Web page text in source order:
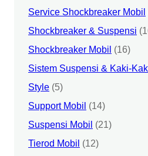
Service Shockbreaker Mobil
Shockbreaker & Suspensi
Shockbreaker Mobil (16)
Sistem Suspensi & Kaki-
Style (5)
Support Mobil (14)
Suspensi Mobil (21)
Tierod Mobil (12)